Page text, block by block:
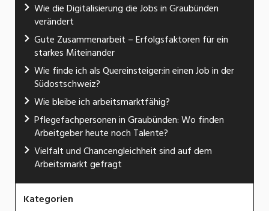
Wie die Digitalisierung die Jobs in Graubünden
verändert
Gute Zusammenarbeit – Erfolgsfaktoren für ein
starkes Miteinander
Wie finde ich als Quereinsteiger:in einen Job in der
Südostschweiz?
Wie bleibe ich arbeitsmarktfähig?
Pflegefachpersonen in Graubünden: Wo finden
Arbeitgeber heute noch Talente?
Vielfalt und Chancengleichheit sind auf dem
Arbeitsmarkt gefragt
Kategorien